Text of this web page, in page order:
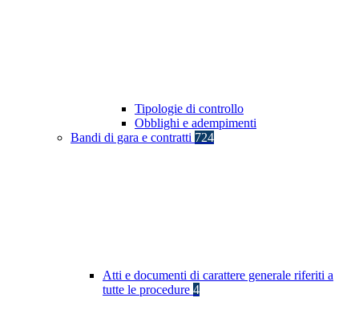
Tipologie di controllo
Obblighi e adempimenti
Bandi di gara e contratti 724
Atti e documenti di carattere generale riferiti a
tutte le procedure 4